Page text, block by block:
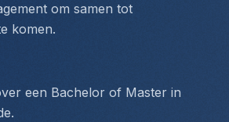
om samen tot
komen.
een Bachelor of Master in